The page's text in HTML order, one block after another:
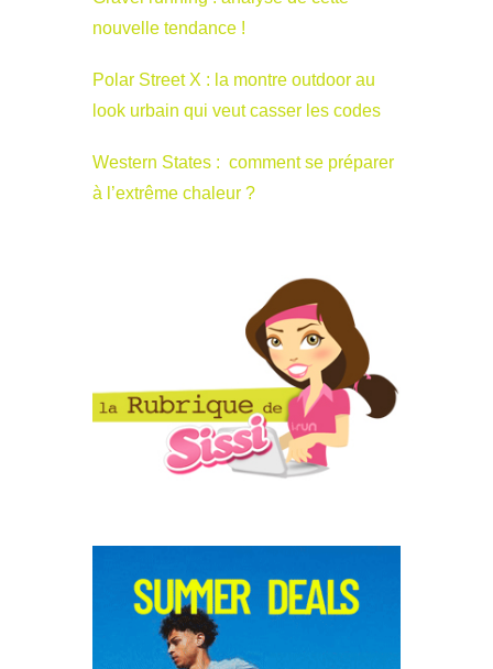
nouvelle tendance !
Polar Street X : la montre outdoor au
look urbain qui veut casser les codes
Western States : comment se préparer
à l’extrême chaleur ?